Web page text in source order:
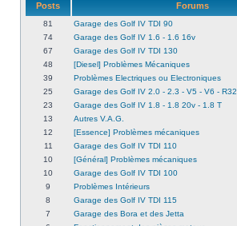
Posts Forums
81
Garage des Golf IV TDI 90
74
Garage des Golf IV 1.6 - 1.6 16v
67
Garage des Golf IV TDI 130
48
[Diesel] Problèmes Mécaniques
39
Problèmes Electriques ou Electroniques
25
Garage des Golf IV 2.0 - 2.3 - V5 - V6 - R32
23
Garage des Golf IV 1.8 - 1.8 20v - 1.8 T
13
Autres V.A.G.
12
[Essence] Problèmes mécaniques
11
Garage des Golf IV TDI 110
10
[Général] Problèmes mécaniques
10
Garage des Golf IV TDI 100
9
Problèmes Intérieurs
8
Garage des Golf IV TDI 115
7
Garage des Bora et des Jetta